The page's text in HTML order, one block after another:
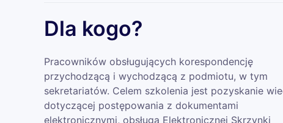
Dla kogo?
Pracowników obsługujących korespondencję
przychodzącą i wychodzącą z podmiotu, w tym
sekretariatów. Celem szkolenia jest pozyskanie
dotyczącej postępowania z dokumentami
elektronicznymi, obsługą Elektronicznej Skrzynki